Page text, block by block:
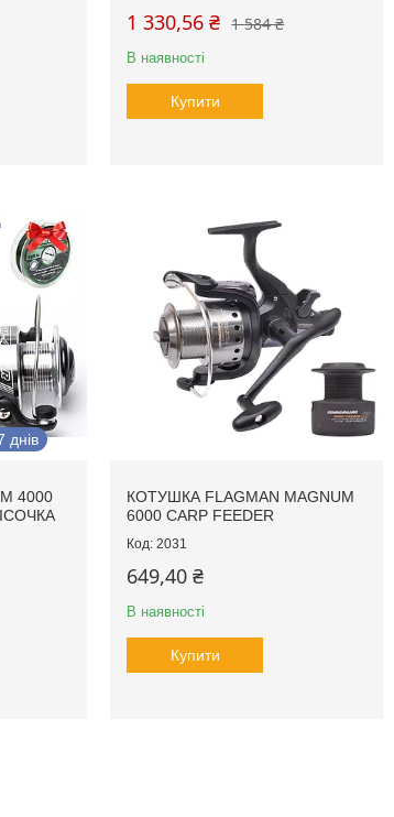
1 584 ₴
1 330,56 ₴
В наявності
Купити
днів
4000
КОТУШКА FLAGMAN MAGNUM
6000 CARP FEEDER
2031
649,40 ₴
В наявності
Купити